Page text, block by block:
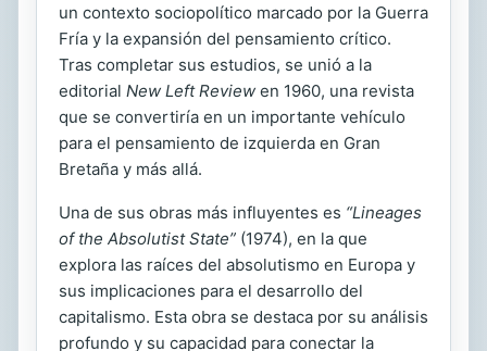
un contexto sociopolítico marcado por la Guerra
Fría y la expansión del pensamiento crítico.
Tras completar sus estudios, se unió a la
editorial New Left Review en 1960, una revista
que se convertiría en un importante vehículo
para el pensamiento de izquierda en Gran
Bretaña y más allá.
Una de sus obras más influyentes es “Lineages
of the Absolutist State” (1974), en la que
explora las raíces del absolutismo en Europa y
sus implicaciones para el desarrollo del
capitalismo. Esta obra se destaca por su análisis
profundo y su capacidad para conectar la